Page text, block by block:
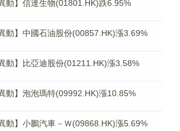
動】信達生物(01801.HK)跌6.95%
異動】中國石油股份(00857.HK)漲3.69%
動】比亞迪股份(01211.HK)漲3.58%
異動】泡泡瑪特(09992.HK)漲10.85%
異動】小鵬汽車－Ｗ(09868.HK)漲5.69%